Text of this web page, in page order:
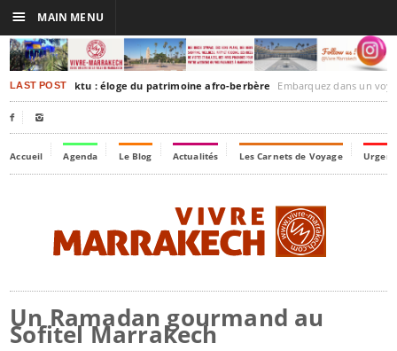
LAST POSTTimbuktu : éloge du patrimoine afro-berbère Embarquez dans un voyage culturel dans le
 
Accueil Agenda Le Blog Actualités Les Carnets de Voyage
Un Ramadan gourmand au
Sofitel Marrakech
☰ MAIN MENU